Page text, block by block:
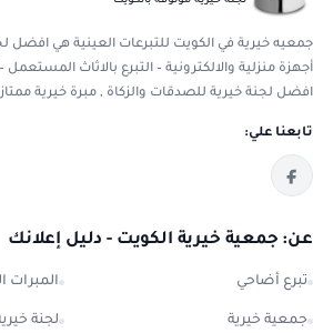
جمعيه خيرية في الكويت للتبرعات العينية هي افضل
أجهزة منزلية والالكترونية – التبرع بالاثاث
افضل لجنة خيرية للصدقات والزكاة , مبرة خيرية
تابعنا علي:
عن: جمعية خيرية الكويت - دليل إعلانك
تبرع أضاحي المبرات
جمعية خيرية لجنة